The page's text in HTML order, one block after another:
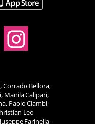
Corrado Bellora,
Manila Calipari,
Paolo Ciambi,
Leo
Farinella,